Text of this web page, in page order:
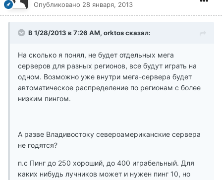
Опубликовано 28 января, 2013
В 1/28/2013 в 7:26 AM, orktos сказал:
На сколько я понял, не будет отдельных мега
серверов для разных регионов, все будут играть на
одном. Возможно уже внутри мега-сервера будет
автоматическое распределение по регионам с более
низким пингом.
А разве Владивостоку североамериканские сервера
не годятся?
п.с Пинг до 250 хороший, до 400 играбельный. Для
каких нибудь лучников может и нужен пинг 10, но